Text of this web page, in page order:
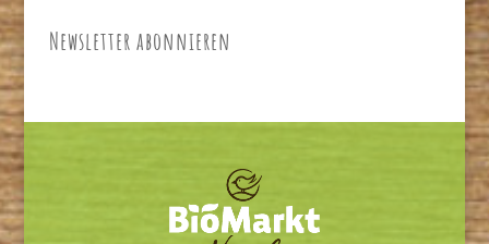
Newsletter abonnieren